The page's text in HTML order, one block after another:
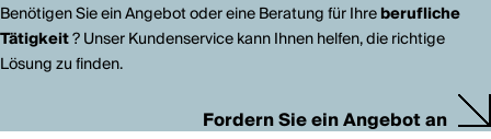
Benötigen Sie ein Angebot oder eine Beratung für Ihreberufliche
Tätigkeit? Unser Kundenservice kann Ihnen helfen, die richtige
Lösung zu finden.
Fordern Sie ein Angebot an